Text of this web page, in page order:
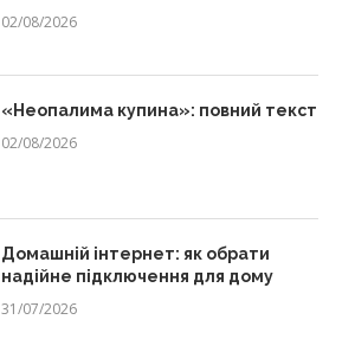
02/08/2026
«Неопалима купина»: повний текст
02/08/2026
Домашній інтернет: як обрати
надійне підключення для дому
31/07/2026